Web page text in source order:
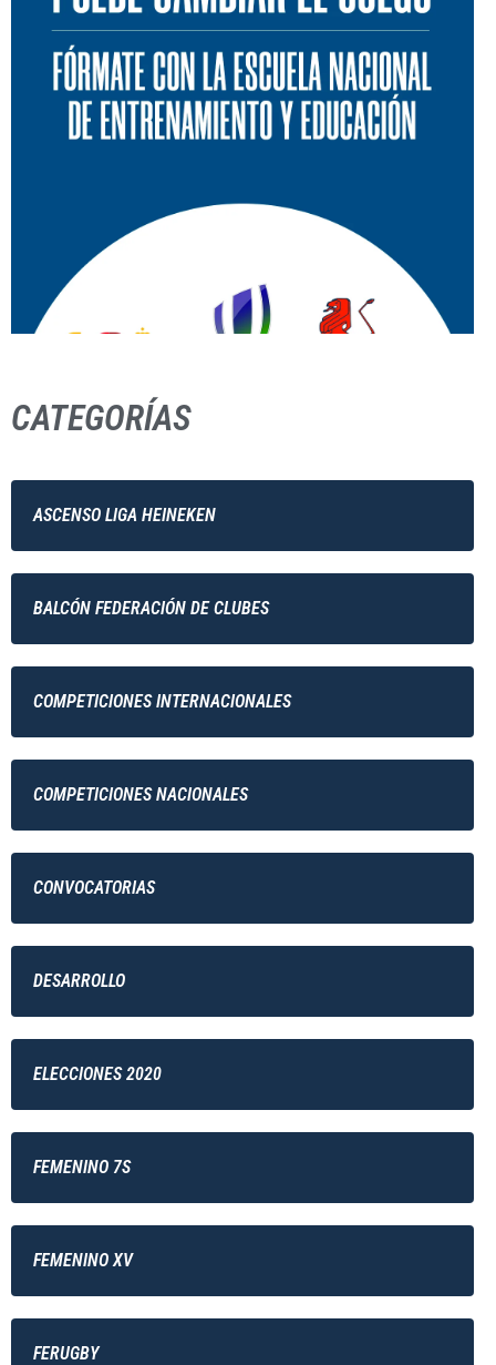
CATEGORÍAS
ASCENSO LIGA HEINEKEN
BALCÓN FEDERACIÓN DE CLUBES
COMPETICIONES INTERNACIONALES
COMPETICIONES NACIONALES
CONVOCATORIAS
DESARROLLO
ELECCIONES 2020
FEMENINO 7S
FEMENINO XV
FERUGBY